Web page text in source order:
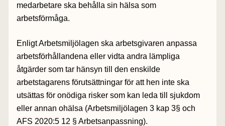
medarbetare ska behålla sin hälsa som
arbetsförmåga.
Enligt Arbetsmiljölagen ska arbetsgivaren anpassa
arbetsförhållandena eller vidta andra lämpliga
åtgärder som tar hänsyn till den enskilde
arbetstagarens förutsättningar för att hen inte ska
utsättas för onödiga risker som kan leda till sjukdom
eller annan ohälsa (Arbetsmiljölagen 3 kap 3§ och
AFS 2020:5 12 § Arbetsanpassning).